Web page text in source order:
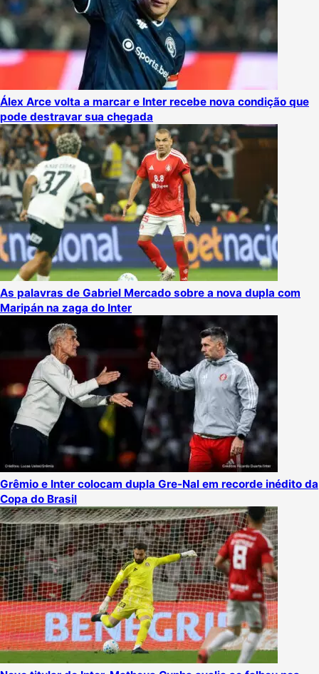
Álex Arce volta a marcar e Inter recebe nova condição que
pode destravar sua chegada
As palavras de Gabriel Mercado sobre a nova dupla com
Maripán na zaga do Inter
Grêmio e Inter colocam dupla Gre-Nal em recorde inédito da
Copa do Brasil